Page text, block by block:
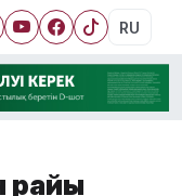
RU
райы